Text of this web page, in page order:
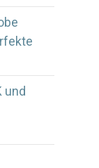
und